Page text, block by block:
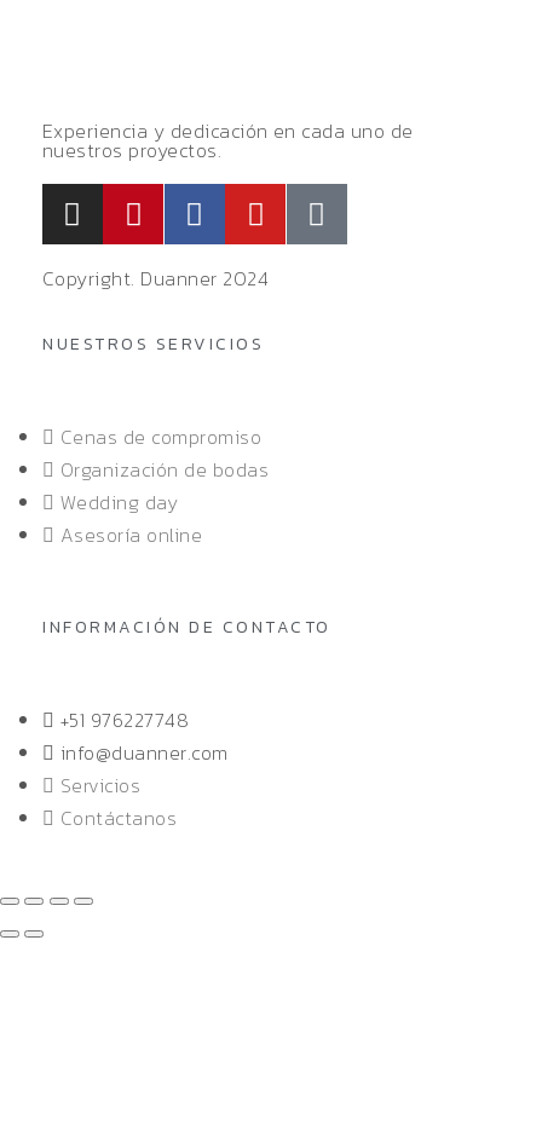
Experiencia y dedicación en cada uno de
nuestros proyectos.
Copyright. Duanner 2024
NUESTROS SERVICIOS
Cenas de compromiso
Organización de bodas
Wedding day
Asesoría online
INFORMACIÓN DE CONTACTO
+51 976227748
info@duanner.com
Servicios
Contáctanos